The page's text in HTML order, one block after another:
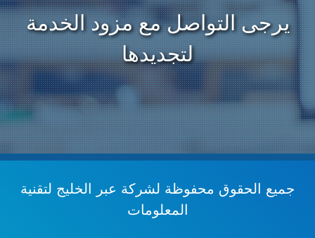
يرجى التواصل مع مزود الخدمة
لتجديدها
جميع الحقوق محفوظة لشركة عبر الخليج لتقنية
المعلومات